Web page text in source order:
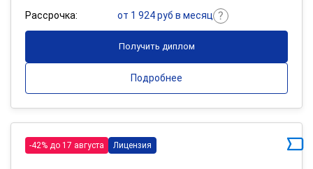
Рассрочка:
от 1 924 руб в месяц
Получить диплом
Подробнее
-42% до 17 августа Лицензия